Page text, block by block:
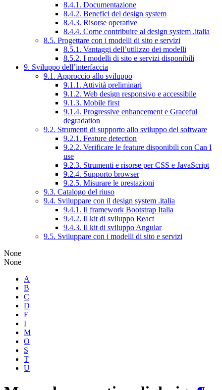
8.4.1. Documentazione
8.4.2. Benefici del design system
8.4.3. Risorse operative
8.4.4. Come contribuire al design system .italia
8.5. Progettare con i modelli di sito e servizi
8.5.1. Vantaggi dell’utilizzo dei modelli
8.5.2. I modelli di sito e servizi disponibili
9. Sviluppo dell’interfaccia
9.1. Approccio allo sviluppo
9.1.1. Attività preliminari
9.1.2. Web design responsivo e accessibile
9.1.3. Mobile first
9.1.4. Progressive enhancement e Graceful
degradation
9.2. Strumenti di supporto allo sviluppo del software
9.2.1. Feature detection
9.2.2. Verificare le feature disponibili con Can I
use
9.2.3. Strumenti e risorse per CSS e JavaScript
9.2.4. Supporto browser
9.2.5. Misurare le prestazioni
9.3. Catalogo del riuso
9.4. Sviluppare con il design system .italia
9.4.1. Il framework Bootstrap Italia
9.4.2. Il kit di sviluppo React
9.4.3. Il kit di sviluppo Angular
9.5. Sviluppare con i modelli di sito e servizi
None
None
A
B
C
D
E
I
M
O
S
T
U